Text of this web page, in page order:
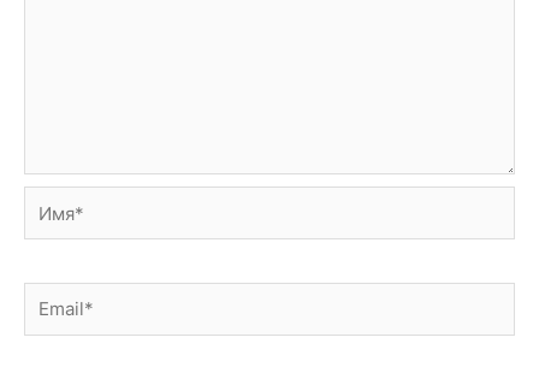
Имя*
Email*